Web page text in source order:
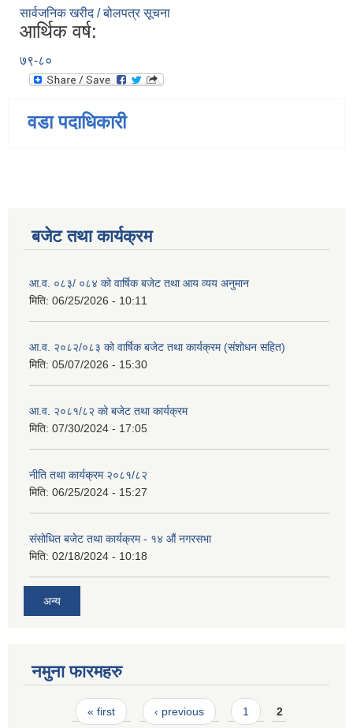
सार्वजनिक खरीद / बोलपत्र सूचना
आर्थिक वर्ष:
७९-८०
वडा पदाधिकारी
बजेट तथा कार्यक्रम
आ.व. ०८३/ ०८४ को वार्षिक बजेट तथा आय व्यय अनुमान
मिति: 06/25/2026 - 10:11
आ.व. २०८२/०८३ को वार्षिक बजेट तथा कार्यक्रम (संशोधन सहित)
मिति: 05/07/2026 - 15:30
आ.व. २०८१/८२ को बजेट तथा कार्यक्रम
मिति: 07/30/2024 - 17:05
नीति तथा कार्यक्रम २०८१/८२
मिति: 06/25/2024 - 15:27
संसोधित बजेट तथा कार्यक्रम - १४ औं नगरसभा
मिति: 02/18/2024 - 10:18
अन्य
नमुना फारमहरु
Pages« first ‹ previous 1 2